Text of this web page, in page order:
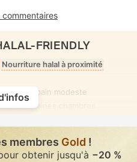
FRIENDLY
Nourriture halal à proximité
de bain modeste
Dans certaines chambres
membres Gold !
obtenir jusqu'à −20 %